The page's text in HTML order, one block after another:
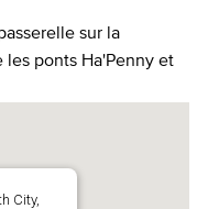
sur la
les ponts Ha'Penny et
City,